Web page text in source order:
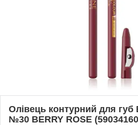
Олівець контурний для
№30 BERRY ROSE